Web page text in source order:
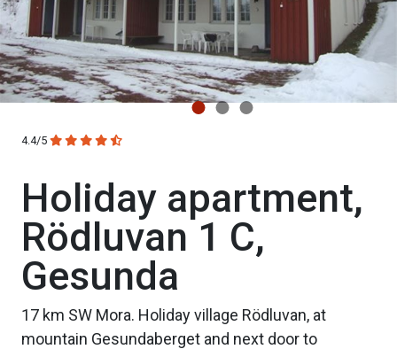
4.4/5
Holiday apartment,
Rödluvan 1 C,
Gesunda
17 km SW Mora. Holiday village Rödluvan, at
mountain Gesundaberget and next door to